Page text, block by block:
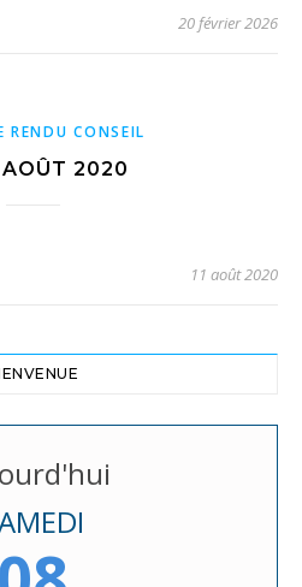
20 février 2026
RENDU CONSEIL
AOÛT 2020
11 août 2020